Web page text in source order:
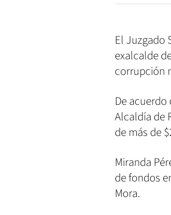
El Juzgado
exalcalde
corrupción
De
Alcaldía de
de más de
Miranda
de fondos
Mora.